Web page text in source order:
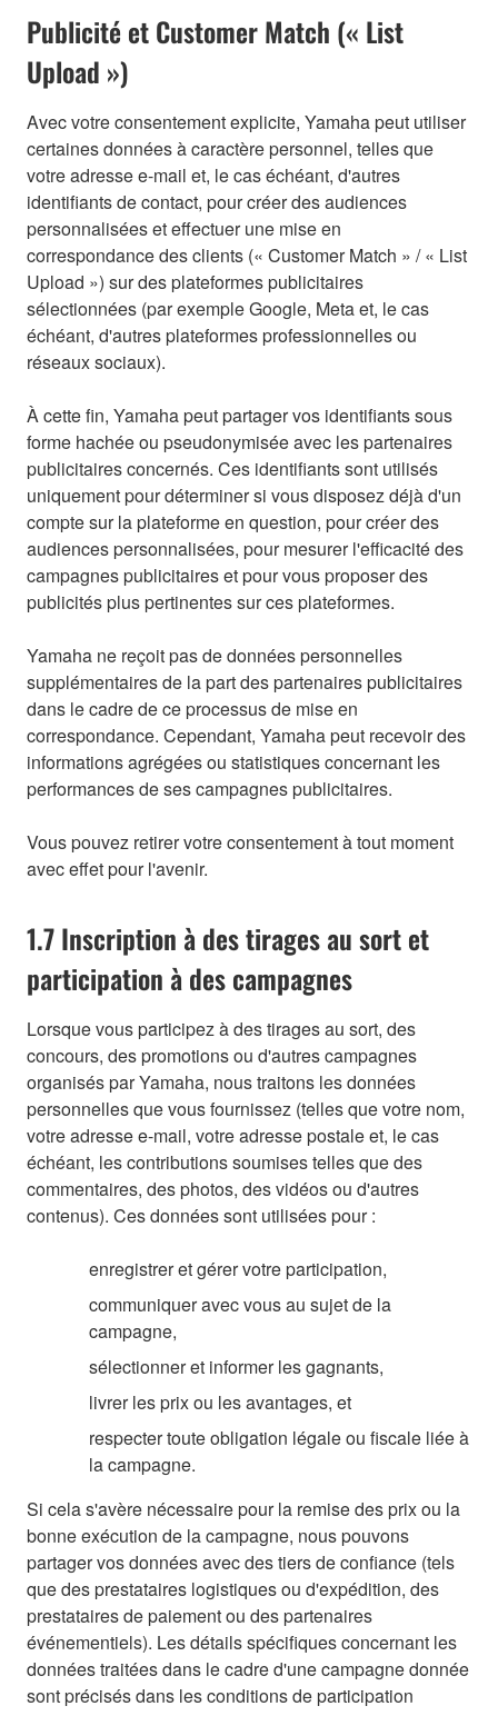
Publicité et Customer Match (« List
Upload »)
Avec votre consentement explicite, Yamaha peut utiliser
certaines données à caractère personnel, telles que
votre adresse e-mail et, le cas échéant, d'autres
identifiants de contact, pour créer des audiences
personnalisées et effectuer une mise en
correspondance des clients (« Customer Match » / « List
Upload ») sur des plateformes publicitaires
sélectionnées (par exemple Google, Meta et, le cas
échéant, d'autres plateformes professionnelles ou
réseaux sociaux).
À cette fin, Yamaha peut partager vos identifiants sous
forme hachée ou pseudonymisée avec les partenaires
publicitaires concernés. Ces identifiants sont utilisés
uniquement pour déterminer si vous disposez déjà d'un
compte sur la plateforme en question, pour créer des
audiences personnalisées, pour mesurer l'efficacité des
campagnes publicitaires et pour vous proposer des
publicités plus pertinentes sur ces plateformes.
Yamaha ne reçoit pas de données personnelles
supplémentaires de la part des partenaires publicitaires
dans le cadre de ce processus de mise en
correspondance. Cependant, Yamaha peut recevoir des
informations agrégées ou statistiques concernant les
performances de ses campagnes publicitaires.
Vous pouvez retirer votre consentement à tout moment
avec effet pour l'avenir.
1.7 Inscription à des tirages au sort et
participation à des campagnes
Lorsque vous participez à des tirages au sort, des
concours, des promotions ou d'autres campagnes
organisés par Yamaha, nous traitons les données
personnelles que vous fournissez (telles que votre nom,
votre adresse e-mail, votre adresse postale et, le cas
échéant, les contributions soumises telles que des
commentaires, des photos, des vidéos ou d'autres
contenus). Ces données sont utilisées pour :
enregistrer et gérer votre participation,
communiquer avec vous au sujet de la
campagne,
sélectionner et informer les gagnants,
livrer les prix ou les avantages, et
respecter toute obligation légale ou fiscale liée à
la campagne.
Si cela s'avère nécessaire pour la remise des prix ou la
bonne exécution de la campagne, nous pouvons
partager vos données avec des tiers de confiance (tels
que des prestataires logistiques ou d'expédition, des
prestataires de paiement ou des partenaires
événementiels). Les détails spécifiques concernant les
données traitées dans le cadre d'une campagne donnée
sont précisés dans les conditions de participation